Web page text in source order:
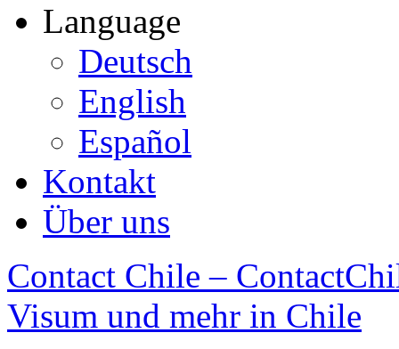
Language
Deutsch
English
Español
Kontakt
Über uns
Contact Chile –
Visum und mehr in Chile